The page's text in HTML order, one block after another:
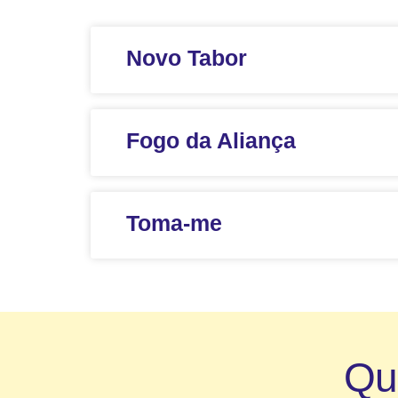
Novo Tabor
Fogo da Aliança
Toma-me